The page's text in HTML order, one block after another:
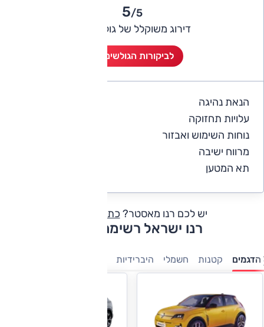
5/5
דירוג משוקלל של גולשי אוטו
לביקורות הגולשים (1)
הנאת נהיגה
עלויות תחזוקה
נוחות השימוש ואבזור
מרווח ישיבה
תא המטען
יש לכם רנו מאסטר? כתבו חוות דעת
רנו ישראל רשימת דגמים
הדגמים קטנות חשמלי היברידיות